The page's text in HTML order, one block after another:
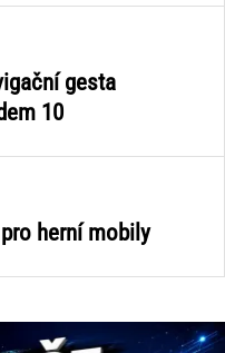
gesta
10
herní mobily